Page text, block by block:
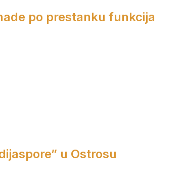
po prestanku funkcija
u Ostrosu